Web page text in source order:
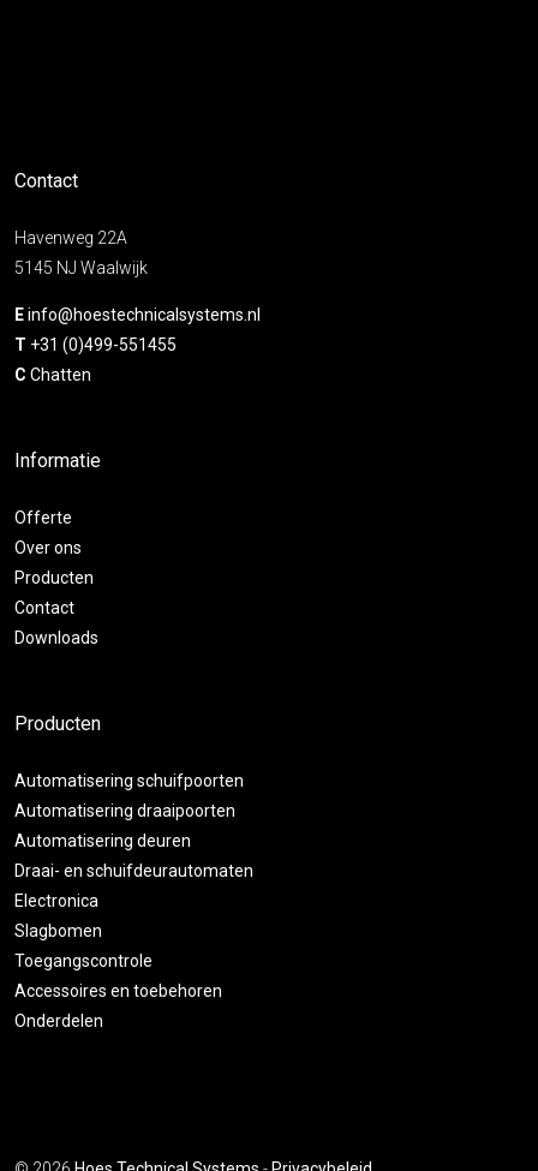
Contact
Havenweg 22A
5145 NJ Waalwijk
Einfo@hoestechnicalsystems.nl
T +31 (0)499-551455
C Chatten
Informatie
Offerte
Over ons
Producten
Contact
Downloads
Producten
Automatisering schuifpoorten
Automatisering draaipoorten
Automatisering deuren
Draai- en schuifdeurautomaten
Electronica
Slagbomen
Toegangscontrole
Accessoires en toebehoren
Onderdelen